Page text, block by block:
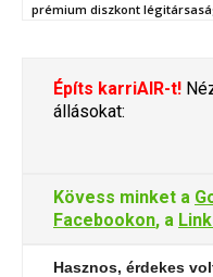
prémium diszkont
Építs karriAIR-t!
állásokat:
Kövess minket a
Facebookon, a
Hasznos, érdekes